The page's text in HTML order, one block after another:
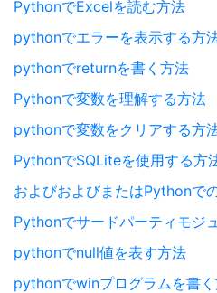
PythonでExcelを読む方法
pythonでエラーを表示する方
pythonでreturnを書く方法
Pythonで変数を理解する方法
pythonで変数をクリアする方
PythonでSQLiteを使用する方
およびおよびまたはPythonで
Pythonでサードパーティモジ
pythonでnull値を表す方法
pythonでwinプログラムを書